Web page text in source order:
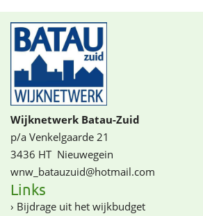
Wijknetwerk Batau-Zuid
p/a Venkelgaarde 21
3436 HT Nieuwegein
wnw_batauzuid@­­hotmail.com
Links
› Bijdrage uit het wijkbudget